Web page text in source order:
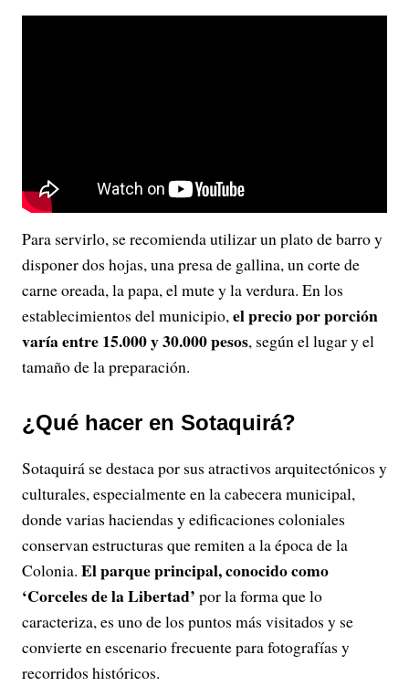
Para servirlo, se recomienda utilizar un plato de barro y
disponer dos hojas, una presa de gallina, un corte de
carne oreada, la papa, el mute y la verdura. En los
establecimientos del municipio,el precio por porción
varía entre 15.000 y 30.000 pesos, según el lugar y el
tamaño de la preparación.
¿Qué hacer en Sotaquirá?
Sotaquirá se destaca por sus atractivos arquitectónicos y
culturales, especialmente en la cabecera municipal,
donde varias haciendas y edificaciones coloniales
conservan estructuras que remiten a la época de la
Colonia. El parque principal, conocido como
‘Corceles de la Libertad’ por la forma que lo
caracteriza, es uno de los puntos más visitados y se
convierte en escenario frecuente para fotografías y
recorridos históricos.